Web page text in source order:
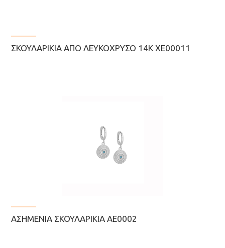
ΣΚΟΥΛΑΡΊΚΙΑ ΑΠΌ ΛΕΥΚΌΧΡΥΣΟ 14Κ ΧΕ00011
ΑΣΗΜΈΝΙΑ ΣΚΟΥΛΑΡΊΚΙΑ AE0002